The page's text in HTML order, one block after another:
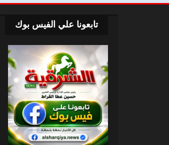
تابعونا علي الفيس بوك